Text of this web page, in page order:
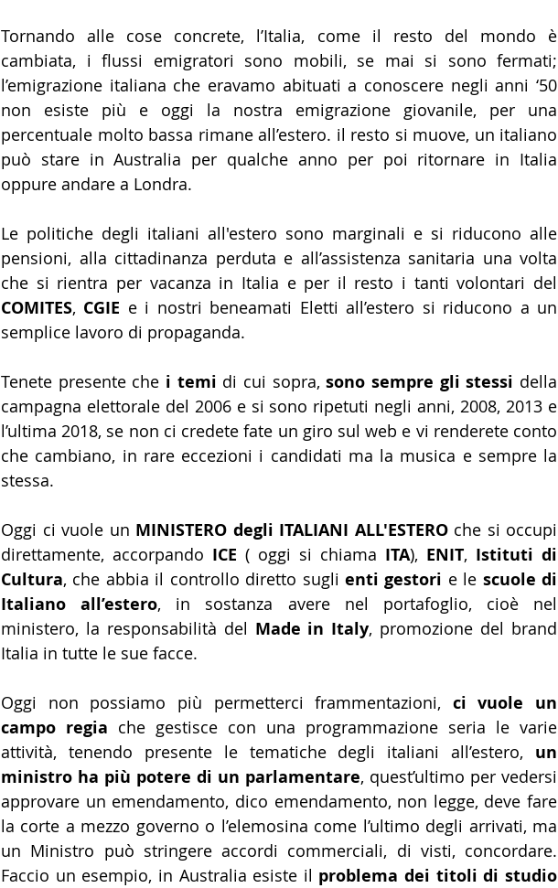
Tornando alle cose concrete, l’Italia, come il resto del mondo è
cambiata, i flussi emigratori sono mobili, se mai si sono fermati;
l’emigrazione italiana che eravamo abituati a conoscere negli anni ‘50
non esiste più e oggi la nostra emigrazione giovanile, per una
percentuale molto bassa rimane all’estero. il resto si muove, un italiano
può stare in Australia per qualche anno per poi ritornare in Italia
oppure andare a Londra.
Le politiche degli italiani all'estero sono marginali e si riducono alle
pensioni, alla cittadinanza perduta e all’assistenza sanitaria una volta
COMITES, CGIE e i nostri beneamati Eletti all’estero si riducono a un
semplice lavoro di propaganda.
Tenete presente che i temi di cui sopra, sono sempre gli stessi della
campagna elettorale del 2006 e si sono ripetuti negli anni, 2008, 2013 e
l’ultima 2018, se non ci credete fate un giro sul web e vi renderete conto
che cambiano, in rare eccezioni i candidati ma la musica e sempre la
stessa.
Oggi ci vuole un MINISTERO degli ITALIANI ALL'ESTERO che si occupi
direttamente, accorpando ICE ( oggi si chiama ITA), ENIT, Istituti di
Cultura, che abbia il controllo diretto sugli enti gestori e le scuole di
Italiano all’estero, in sostanza avere nel portafoglio, cioè nel
ministero, la responsabilità del Made in Italy, promozione del brand
Italia in tutte le sue facce.
Oggi non possiamo più permetterci frammentazioni, ci vuole un
campo regia che gestisce con una programmazione seria le varie
attività, tenendo presente le tematiche degli italiani all’estero, un
ministro ha più potere di un parlamentare, quest’ultimo per vedersi
approvare un emendamento, dico emendamento, non legge, deve fare
la corte a mezzo governo o l’elemosina come l’ultimo degli arrivati, ma
un Ministro può stringere accordi commerciali, di visti, concordare.
Faccio un esempio, in Australia esiste il problema dei titoli di studio